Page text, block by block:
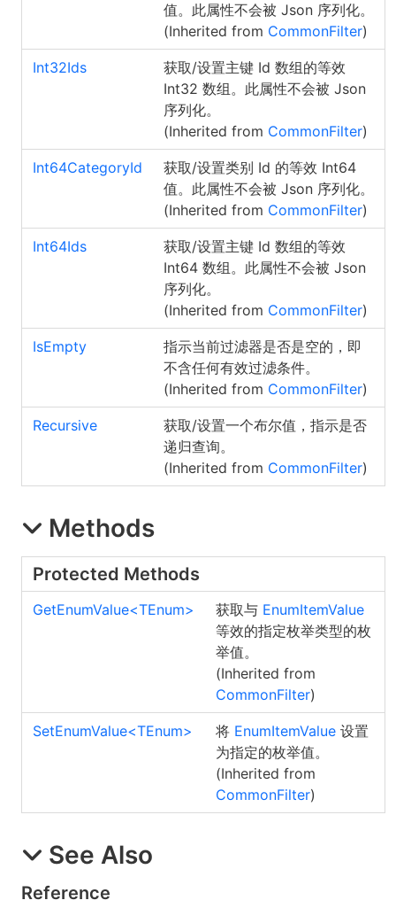
值。此属性不会被 Json 序列化。
(Inherited from CommonFilter)
Int32Ids
获取/设置主键 Id 数组的等效
Int32 数组。此属性不会被 Json
序列化。
(Inherited from CommonFilter)
Int64CategoryId
获取/设置类别 Id 的等效 Int64
值。此属性不会被 Json 序列化。
(Inherited from CommonFilter)
Int64Ids
获取/设置主键 Id 数组的等效
Int64 数组。此属性不会被 Json
序列化。
(Inherited from CommonFilter)
IsEmpty
指示当前过滤器是否是空的，即
不含任何有效过滤条件。
(Inherited from CommonFilter)
Recursive
获取/设置一个布尔值，指示是否
递归查询。
(Inherited from CommonFilter)
Methods
Protected Methods
GetEnumValue<TEnum> 获取与 EnumItemValue
等效的指定枚举类型的枚
举值。
(Inherited from
CommonFilter)
SetEnumValue<TEnum> 将 EnumItemValue 设置
为指定的枚举值。
(Inherited from
CommonFilter)
See Also
Reference